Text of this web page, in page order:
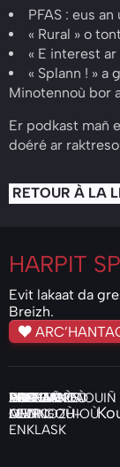
PFAS : eus
« Rural » o
« E interest ar
« Splann ! »
Minotennoù bor
Er podkast mañ
doéré ar
RETOUR À LA
HARPIT
Evit lakaat da
Breizh.
ENKLASKOÙ
KELEIER
VIDEOIOÙ
PODCASTS
AUDIO
PRENAÑ
LEVRIGOÙ-
ENKLASK
PIV
OMP
HOR
MENNOZHIOÙ
ARC’HANTAOUIÑ
DAREMPRED